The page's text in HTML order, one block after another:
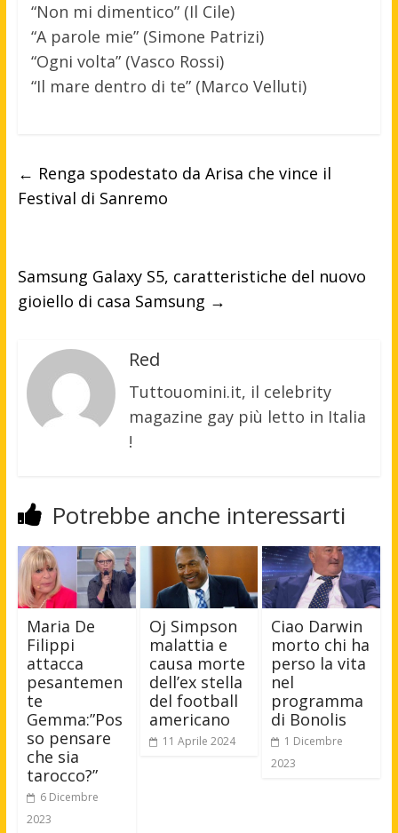
“Non mi dimentico” (Il Cile)
“A parole mie” (Simone Patrizi)
“Ogni volta” (Vasco Rossi)
“Il mare dentro di te” (Marco Velluti)
← Renga spodestato da Arisa che vince il
Festival di Sanremo
Samsung Galaxy S5, caratteristiche del nuovo
gioiello di casa Samsung →
Red
Tuttouomini.it, il celebrity
magazine gay più letto in Italia
!
Potrebbe anche interessarti
Maria De
Filippi
attacca
pesantemen
te
Gemma:”Pos
so pensare
che sia
tarocco?”
6 Dicembre
2023
Oj Simpson
malattia e
causa morte
dell’ex stella
del football
americano
11 Aprile 2024
Ciao Darwin
morto chi ha
perso la vita
nel
programma
di Bonolis
1 Dicembre
2023